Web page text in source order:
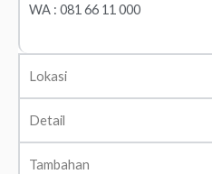
WA : 081 66 11 000
Lokasi
Detail
Tambahan